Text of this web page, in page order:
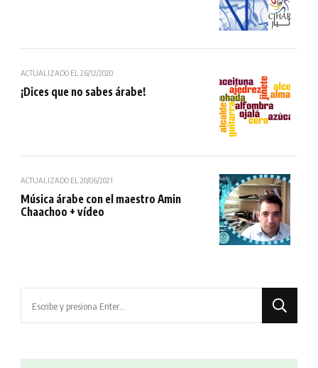
ACTUALIZADO EL 26/12/2020
¡Dices que no sabes árabe!
ACTUALIZADO EL 20/06/2021
Música árabe con el maestro Amin
Chaachoo + vídeo